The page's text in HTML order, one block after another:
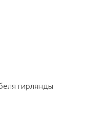
гирлянды